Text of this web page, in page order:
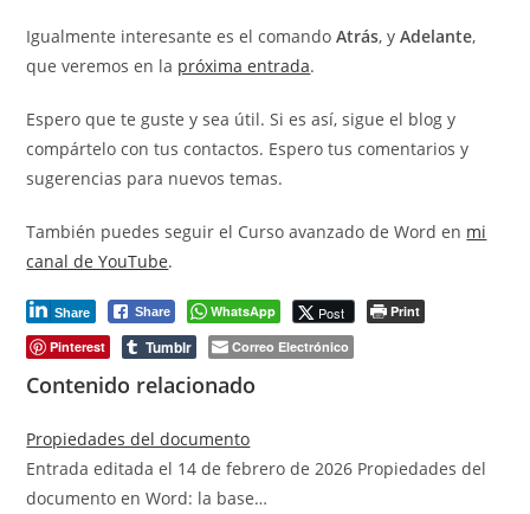
Igualmente interesante es el comandoAtrás, yAdelante,
que veremos en la próxima entrada.
Espero que te guste y sea útil. Si es así, sigue el blog y
compártelo con tus contactos. Espero tus comentarios y
sugerencias para nuevos temas.
También puedes seguir el Curso avanzado de Word en mi
canal de YouTube.
Share Share WhatsApp Post
Print
Pinterest
Tumblr Correo Electrónico
Contenido relacionado
Propiedades del documento
Entrada editada el 14 de febrero de 2026 Propiedades del
documento en Word: la base…